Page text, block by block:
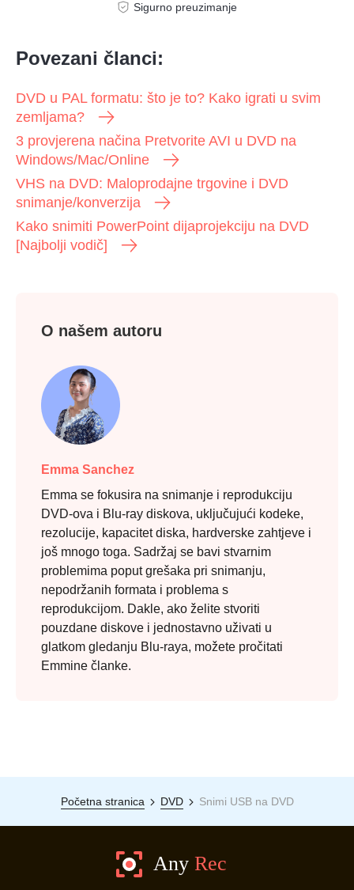
Sigurno preuzimanje
Povezani članci:
DVD u PAL formatu: što je to? Kako igrati u svim
zemljama?
3 provjerena načina Pretvorite AVI u DVD na
Windows/Mac/Online
VHS na DVD: Maloprodajne trgovine i DVD
snimanje/konverzija
Kako snimiti PowerPoint dijaprojekciju na DVD
[Najbolji vodič]
O našem autoru
Emma Sanchez
Emma se fokusira na snimanje i reprodukciju
DVD-ova i Blu-ray diskova, uključujući kodeke,
rezolucije, kapacitet diska, hardverske zahtjeve i
još mnogo toga. Sadržaj se bavi stvarnim
problemima poput grešaka pri snimanju,
nepodržanih formata i problema s
reprodukcijom. Dakle, ako želite stvoriti
pouzdane diskove i jednostavno uživati u
glatkom gledanju Blu-raya, možete pročitati
Emmine članke.
Početna stranica DVD Snimi USB na DVD